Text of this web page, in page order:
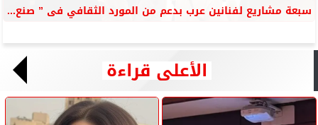
سبعة مشاريع لفنانين عرب بدعم من المورد الثقافي فى ” صنع...
الأعلى قراءة